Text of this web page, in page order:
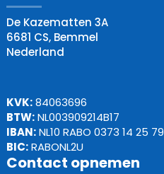
De Kazematten 3A
6681 CS, Bemmel
Nederland
KVK:84063696
BTW:NL003909214B17
IBAN:NL10 RABO 0373 14 25 79
BIC:RABONL2U
Contact opnemen